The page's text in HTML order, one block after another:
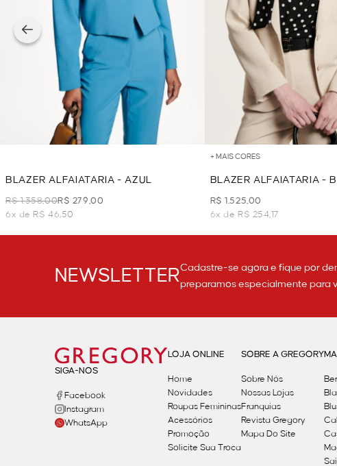
BLAZER ALFAIATARIA - AZUL
R$ 1.358,00R$ 279,00
6x de R$ 46,50
+ MAIS CORES
BLAZER ALFAIATARIA -
R$ 1.525,00
6x de R$ 254,17
NEWSLETTERCadastre-se agora e fique por
preparamos especialmente para
SIGA-NOS
Facebook
Instagram
WhatsApp
LOJA ONLINE
Home
Novidades
Roupas Femininas
Acessórios
Promoção
Solicite Sua Troca
SOBRE A GREGORY
Sobre Nós
Nossas Lojas
Franquias
Revista Gregory
Mapa Do Site